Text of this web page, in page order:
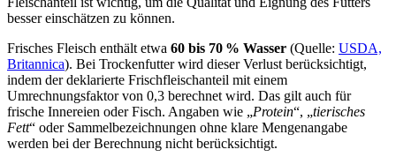
besser einschätzen zu können.
Frisches Fleisch enthält etwa 60 bis 70 % Wasser (Quelle: USDA,
Britannica). Bei Trockenfutter wird dieser Verlust berücksichtigt,
indem der deklarierte Frischfleischanteil mit einem
Umrechnungsfaktor von 0,3 berechnet wird. Das gilt auch für
frische Innereien oder Fisch. Angaben wie „Protein“, „tierisches
Fett“ oder Sammelbezeichnungen ohne klare Mengenangabe
werden bei der Berechnung nicht berücksichtigt.